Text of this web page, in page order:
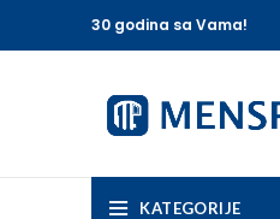
30 godina sa Vama!
KATEGORIJE